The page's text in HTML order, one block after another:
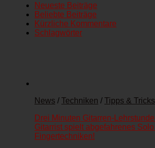
Neueste Beiträge
Beliebte Beiträge
Kürzliche Kommentare
Schlagwörter
News / Techniken / Tipps & Tricks
Drei Minuten Gitarren-
Gitarrist spielt abgefahrenes
Fingertechniken!